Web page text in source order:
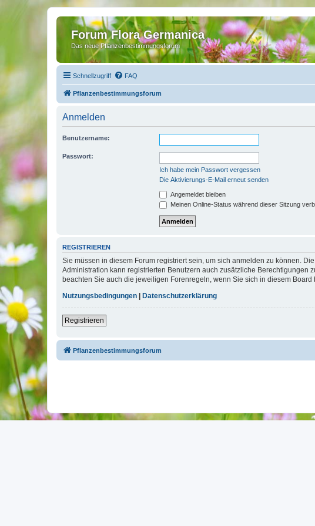
Forum Flora Germanica
Das neue Pflanzenbestimmungsforum
Schnellzugriff FAQ
Pflanzenbestimmungsforum
Anmelden
Benutzername:
Passwort:
Ich habe mein Passwort vergessen
Die Aktivierungs-E-Mail erneut senden
Angemeldet bleiben
Meinen Online-Status während dieser Sitzung
REGISTRIEREN
Sie müssen in diesem Forum registriert sein, um sich anmelden zu können.
Administration kann registrierten Benutzern auch zusätzliche
beachten Sie auch die jeweiligen Forenregeln, wenn Sie sich in diesem Board
Nutzungsbedingungen
Datenschutzerklärung
Registrieren
Pflanzenbestimmungsforum